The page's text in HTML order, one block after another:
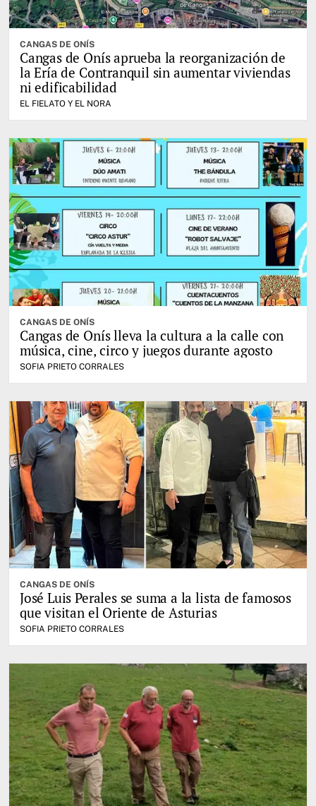
CANGAS DE ONÍS
Cangas de Onís aprueba la reorganización de
la Ería de Contranquil sin aumentar viviendas
ni edificabilidad
EL FIELATO Y EL NORA
CANGAS DE ONÍS
Cangas de Onís lleva la cultura a la calle con
música, cine, circo y juegos durante agosto
SOFIA PRIETO CORRALES
CANGAS DE ONÍS
José Luis Perales se suma a la lista de famosos
que visitan el Oriente de Asturias
SOFIA PRIETO CORRALES